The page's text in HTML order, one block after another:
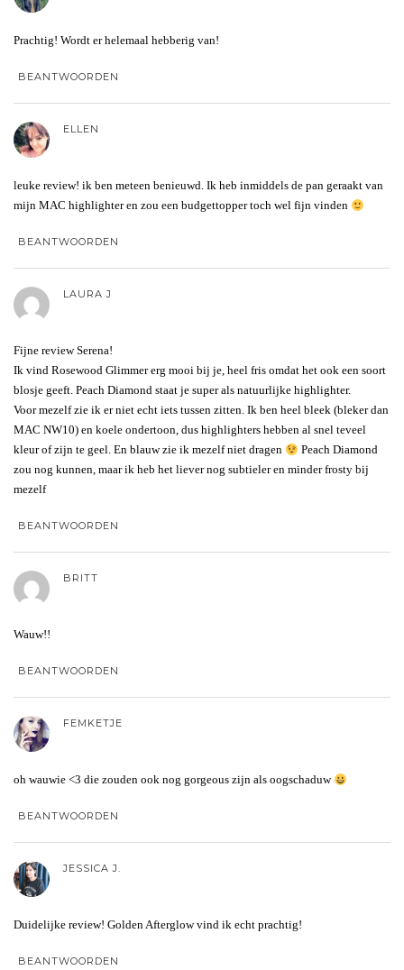
Prachtig! Wordt er helemaal hebberig van!
BEANTWOORDEN
ELLEN
leuke review! ik ben meteen benieuwd. Ik heb inmiddels de pan geraakt van
mijn MAC highlighter en zou een budgettopper toch wel fijn vinden
BEANTWOORDEN
LAURA J
Fijne review Serena!
Ik vind Rosewood Glimmer erg mooi bij je, heel fris omdat het ook een soort
blosje geeft. Peach Diamond staat je super als natuurlijke highlighter.
Voor mezelf zie ik er niet echt iets tussen zitten. Ik ben heel bleek (bleker dan
MAC NW10) en koele ondertoon, dus highlighters hebben al snel teveel
kleur of zijn te geel. En blauw zie ik mezelf niet dragen
Peach Diamond
zou nog kunnen, maar ik heb het liever nog subtieler en minder frosty bij
mezelf
BEANTWOORDEN
BRITT
Wauw!!
BEANTWOORDEN
FEMKETJE
oh wauwie <3 die zouden ook nog gorgeous zijn als oogschaduw
BEANTWOORDEN
JESSICA J.
Duidelijke review! Golden Afterglow vind ik echt prachtig!
BEANTWOORDEN